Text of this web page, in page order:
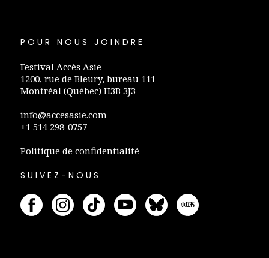
POUR NOUS JOINDRE
Festival Accès Asie
1200, rue de Bleury, bureau 111
Montréal (Québec) H3B 3J3
info@accesasie.com
+1 514 298-0757
Politique de confidentialité
SUIVEZ-NOUS